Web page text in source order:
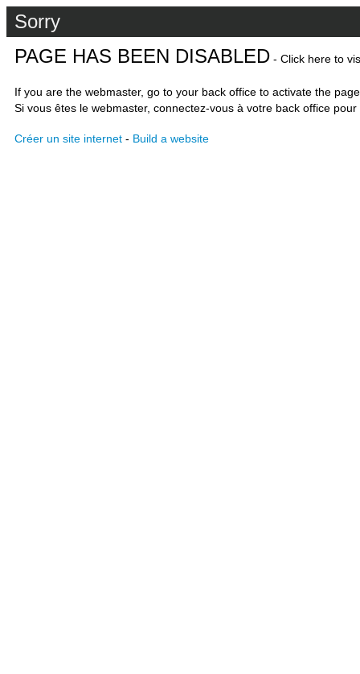
Sorry
PAGE HAS BEEN DISABLED - Click here to
If you are the webmaster, go to your back office to activate the
Si vous êtes le webmaster, connectez-vous à votre back office
Créer un site internet - Build a website